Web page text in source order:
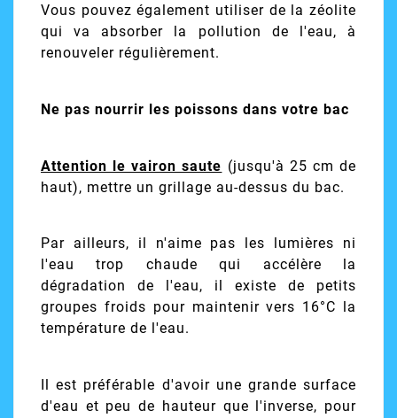
Vous pouvez également utiliser de la zéolite
qui va absorber la pollution de l'eau, à
renouveler régulièrement.
Ne pas nourrir les poissons dans votre bac
Attention le vairon saute (jusqu'à 25 cm de
haut), mettre un grillage au-dessus du bac.
Par ailleurs, il n'aime pas les lumières ni
l'eau trop chaude qui accélère la
dégradation de l'eau, il existe de petits
groupes froids pour maintenir vers 16°C la
température de l'eau.
Il est préférable d'avoir une grande surface
d'eau et peu de hauteur que l'inverse, pour